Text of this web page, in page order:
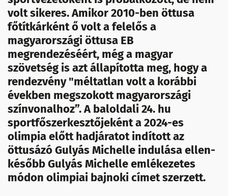
volt sikeres. Amikor 2010-ben öttusa
főtítkárként ő volt a felelős a
magyarországi öttusa EB
megrendezéséért, még a magyar
szövetség is azt állapította meg, hogy a
rendezvény "méltatlan volt a korábbi
években megszokott magyarországi
színvonalhoz”. A baloldali 24. hu
sportfőszerkesztőjeként a 2024-es
olimpia előtt hadjáratot indított az
öttusázó Gulyás Michelle indulása ellen-
később Gulyás Michelle emlékezetes
módon olimpiai bajnoki címet szerzett.